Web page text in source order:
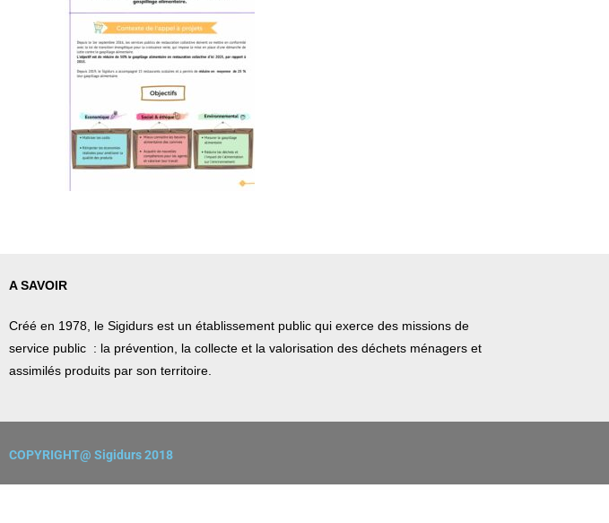
A SAVOIR
Créé en 1978, le Sigidurs est un établissement public qui exerce des missions de
service public : la prévention, la collecte et la valorisation des déchets ménagers et
assimilés produits par son territoire.
COPYRIGHT@ Sigidurs 2018